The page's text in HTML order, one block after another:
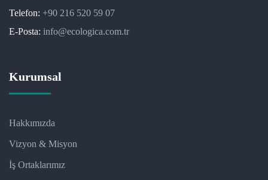
Telefon: +90 216 520 59 07
E-Posta: info@ecologica.com.tr
Kurumsal
Hakkımızda
Vizyon & Misyon
İş Ortaklarımız